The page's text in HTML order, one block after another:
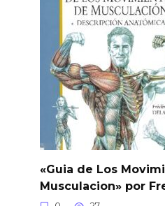
«Guia de Los
Musculacion» por